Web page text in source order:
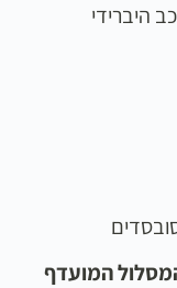
היברידי
המועדף